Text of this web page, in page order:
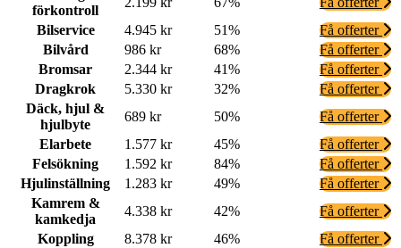
förkontroll
Bilservice
4.945 kr 51%
Få offerter
Bilvård
986 kr 68%
Få offerter
Bromsar
2.344 kr 41%
Få offerter
Dragkrok
5.330 kr 32%
Få offerter
Däck, hjul &
hjulbyte
689 kr 50%
Få offerter
Elarbete
1.577 kr 45%
Få offerter
Felsökning
1.592 kr 84%
Få offerter
Hjulinställning
1.283 kr 49%
Få offerter
Kamrem &
kamkedja
4.338 kr 42%
Få offerter
Koppling
8.378 kr 46%
Få offerter